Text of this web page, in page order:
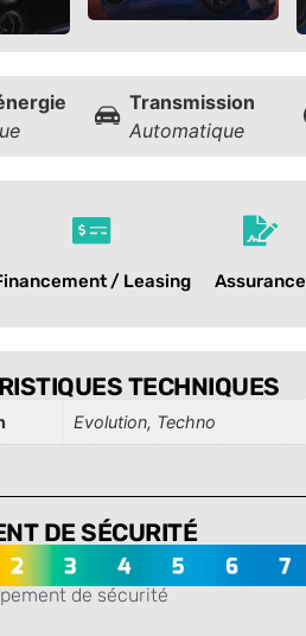
Transmission
Automatique
/ Leasing Assurance
TECHNIQUES
Evolution, Techno
DE SÉCURITÉ
de sécurité